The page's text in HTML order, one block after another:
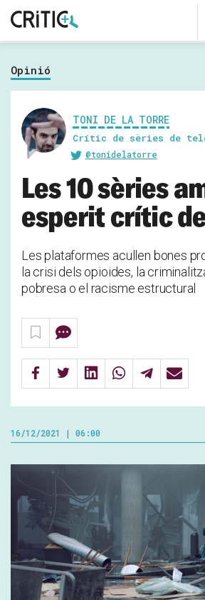
Cerca
Inicia sessió
Opinió
TONI DE LA TORRE
Crític de sèries de
@tonidelatorre
Les 10 sèries
esperit crític
Les plataformes acullen bones
la crisi dels opioides, la
pobresa o el racisme estructural
16/12/2021 | 06:00